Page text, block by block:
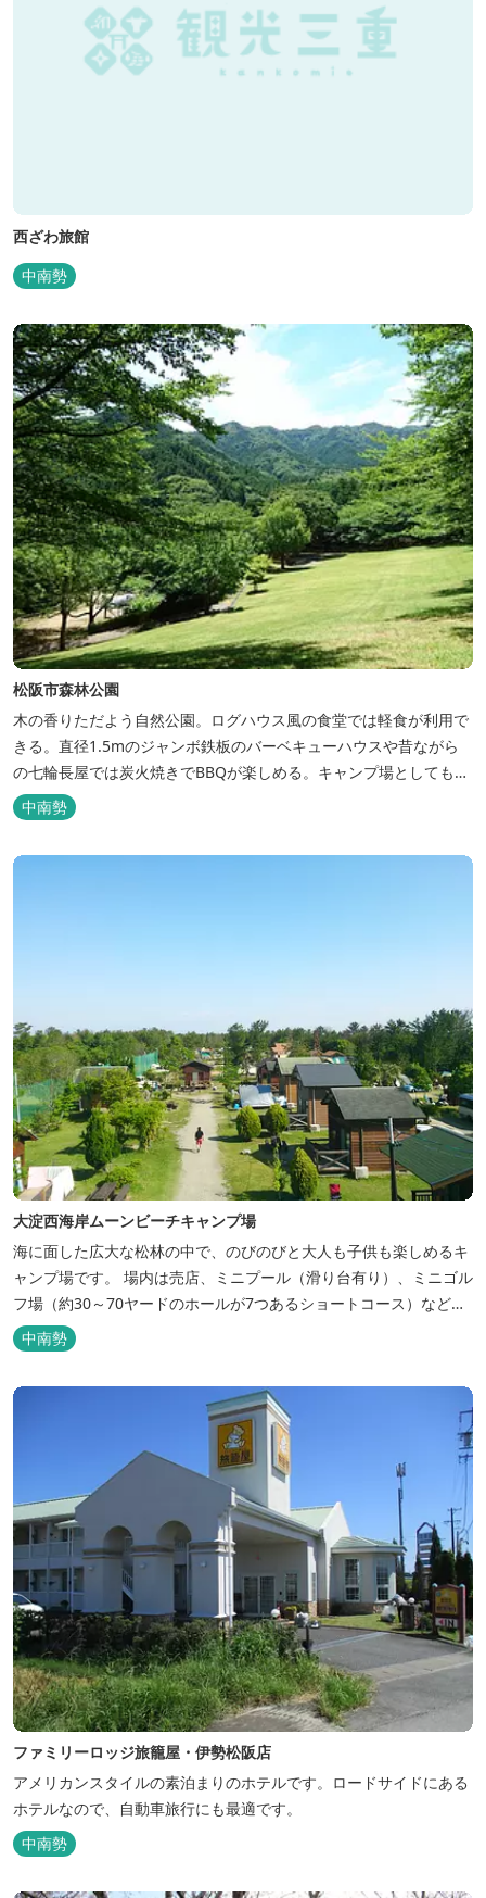
西ざわ旅館
中南勢
松阪市森林公園
木の香りただよう自然公園。ログハウス風の食堂では軽食が利用で
きる。直径1.5mのジャンボ鉄板のバーベキューハウスや昔ながら
の七輪長屋では炭火焼きでBBQが楽しめる。キャンプ場としても人
気で、週末は多くのキャンパーでにぎわっている。バンガローや5
タイプのテントサイトがある。展望台からは市街が一望できる。ま
中南勢
大淀西海岸ムーンビーチキャンプ場
海に面した広大な松林の中で、のびのびと大人も子供も楽しめるキ
ャンプ場です。 場内は売店、ミニプール（滑り台有り）、ミニゴル
フ場（約30～70ヤードのホールが7つあるショートコース）なども
あります。 目の前の海では、海水浴など安心して楽しめます。周辺
観光地には、伊勢志摩国立公園の玄関口にあたります。
中南勢
ファミリーロッジ旅籠屋・伊勢松阪店
アメリカンスタイルの素泊まりのホテルです。ロードサイドにある
ホテルなので、自動車旅行にも最適です。
中南勢